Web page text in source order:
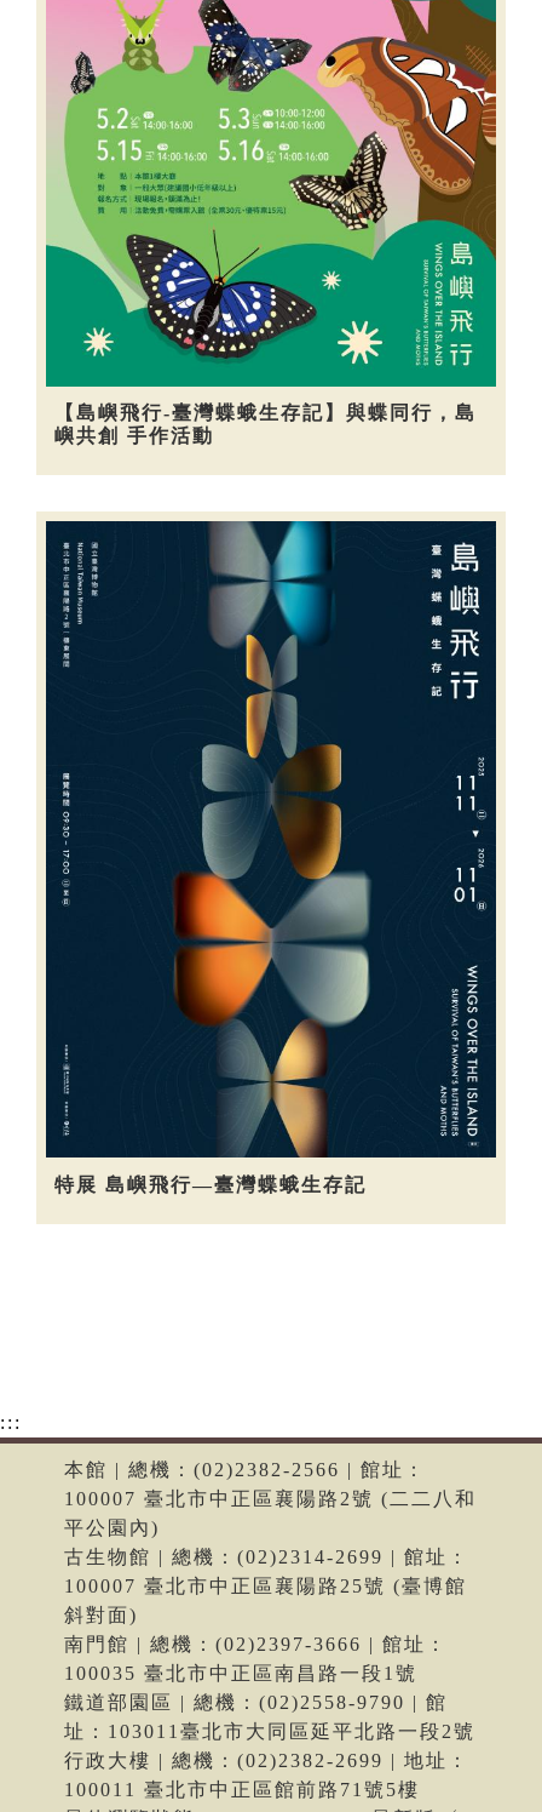
【島嶼飛行-臺灣蝶蛾生存記】與蝶同行，島
嶼共創 手作活動
特展 島嶼飛行—臺灣蝶蛾生存記
:::
本館 | 總機：(02)2382-2566 | 館址：
100007 臺北市中正區襄陽路2號 (二二八和
平公園內)
古生物館 | 總機：(02)2314-2699 | 館址：
100007 臺北市中正區襄陽路25號 (臺博館
斜對面)
南門館 | 總機：(02)2397-3666 | 館址：
100035 臺北市中正區南昌路一段1號
鐵道部園區 | 總機：(02)2558-9790 | 館
址：103011臺北市大同區延平北路一段2號
行政大樓 | 總機：(02)2382-2699 | 地址：
100011 臺北市中正區館前路71號5樓